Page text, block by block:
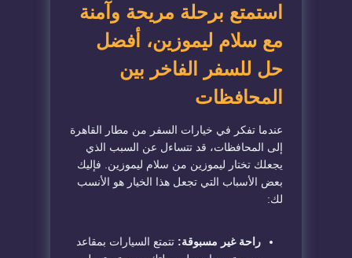
استمتع برحلة مريحة وآمنة
مع سلام ليموزين، أفضل
حل للسفر الفاخر بين
المحافظات
عندما تفكر في خيارات السفر من مطار القاهرة
إلى المحافظات، قد تتساءل عن السبب الذي
يجعلك تختار ليموزين من سلام ليموزين. فإليك
بعض الأسباب التي تجعل هذا الخيار هو الأنسب
لك:
راحة غير مسبوقة: تتمتع السيارات بمقاعد